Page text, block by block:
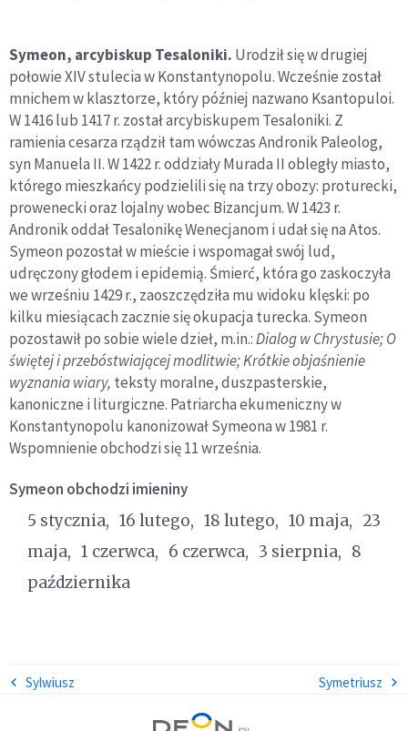
Symeon, arcybiskup Tesaloniki. Urodził się w drugiej
połowie XIV stulecia w Konstantynopolu. Wcześnie został
mnichem w klasztorze, który później nazwano Ksantopuloi.
W 1416 lub 1417 r. został arcybiskupem Tesaloniki. Z
ramienia cesarza rządził tam wówczas Andronik Paleolog,
syn Manuela II. W 1422 r. oddziały Murada II obległy miasto,
którego mieszkańcy podzielili się na trzy obozy: proturecki,
prowenecki oraz lojalny wobec Bizancjum. W 1423 r.
Andronik oddał Tesalonikę Wenecjanom i udał się na Atos.
Symeon pozostał w mieście i wspomagał swój lud,
udręczony głodem i epidemią. Śmierć, która go zaskoczyła
we wrześniu 1429 r., zaoszczędziła mu widoku klęski: po
kilku miesiącach zacznie się okupacja turecka. Symeon
pozostawił po sobie wiele dzieł, m.in.:Dialog w Chrystusie; O
świętej i przebóstwiającej modlitwie; Krótkie objaśnienie
wyznania wiary, teksty moralne, duszpasterskie,
kanoniczne i liturgiczne. Patriarcha ekumeniczny w
Konstantynopolu kanonizował Symeona w 1981 r.
Wspomnienie obchodzi się 11 września.
Symeon obchodzi imieniny
5 stycznia 16 lutego 18 lutego 10 maja 23
maja 1 czerwca 6 czerwca 3 sierpnia 8
października
Sylwiusz Symetriusz